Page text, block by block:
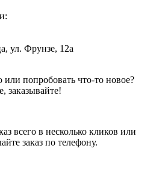
ул. Фрунзе, 12а
попробовать что-то новое?
заказывайте!
всего в несколько кликов или
заказ по телефону.